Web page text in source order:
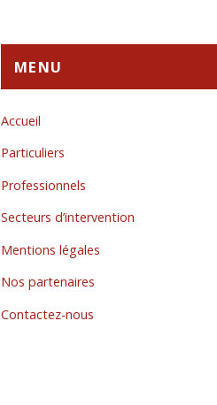
MENU
Accueil
Particuliers
Professionnels
Secteurs d’intervention
Mentions légales
Nos partenaires
Contactez-nous